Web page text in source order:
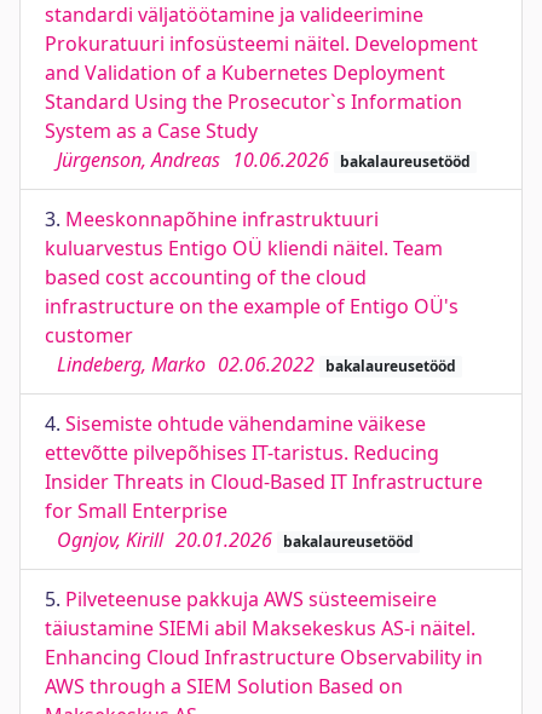
standardi väljatöötamine ja valideerimine
Prokuratuuri infosüsteemi näitel. Development
and Validation of a Kubernetes Deployment
Standard Using the Prosecutor`s Information
System as a Case Study
Jürgenson, Andreas 10.06.2026 bakalaureusetööd
3. Meeskonnapõhine infrastruktuuri
kuluarvestus Entigo OÜ kliendi näitel. Team
based cost accounting of the cloud
infrastructure on the example of Entigo OÜ's
customer
Lindeberg, Marko 02.06.2022 bakalaureusetööd
4. Sisemiste ohtude vähendamine väikese
ettevõtte pilvepõhises IT-taristus. Reducing
Insider Threats in Cloud-Based IT Infrastructure
for Small Enterprise
Ognjov, Kirill 20.01.2026 bakalaureusetööd
5. Pilveteenuse pakkuja AWS süsteemiseire
täiustamine SIEMi abil Maksekeskus AS-i näitel.
Enhancing Cloud Infrastructure Observability in
AWS through a SIEM Solution Based on